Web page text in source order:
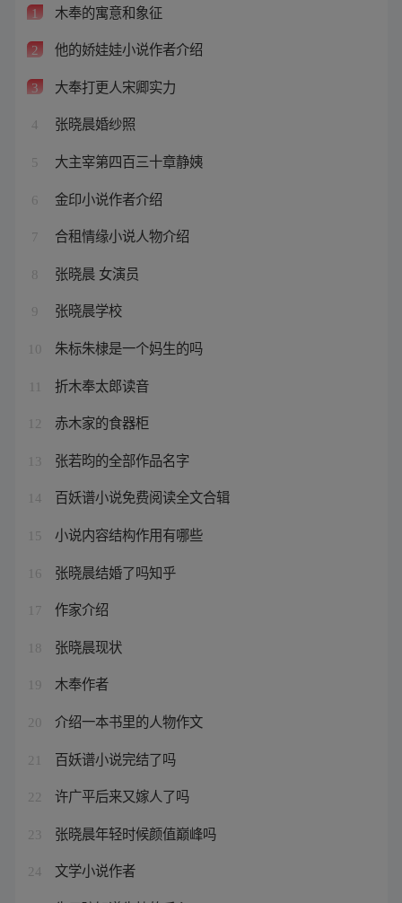
1 木奉的寓意和象征
2 他的娇娃娃小说作者介绍
3 大奉打更人宋卿实力
4 张晓晨婚纱照
5 大主宰第四百三十章静姨
6 金印小说作者介绍
7 合租情缘小说人物介绍
8 张晓晨 女演员
9 张晓晨学校
10 朱标朱棣是一个妈生的吗
折木奉太郎读音
12 赤木家的食器柜
13 张若昀的全部作品名字
14 百妖谱小说免费阅读全文合辑
15 小说内容结构作用有哪些
16 张晓晨结婚了吗知乎
17 作家介绍
18 张晓晨现状
19 木奉作者
20 介绍一本书里的人物作文
21 百妖谱小说完结了吗
22 许广平后来又嫁人了吗
23 张晓晨年轻时候颜值巅峰吗
24 文学小说作者